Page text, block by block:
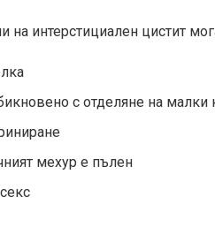
интерстициален цистит
с отделяне на малки
мехур е пълен